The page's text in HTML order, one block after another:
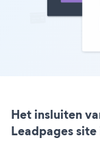
Het insluiten
Leadpages